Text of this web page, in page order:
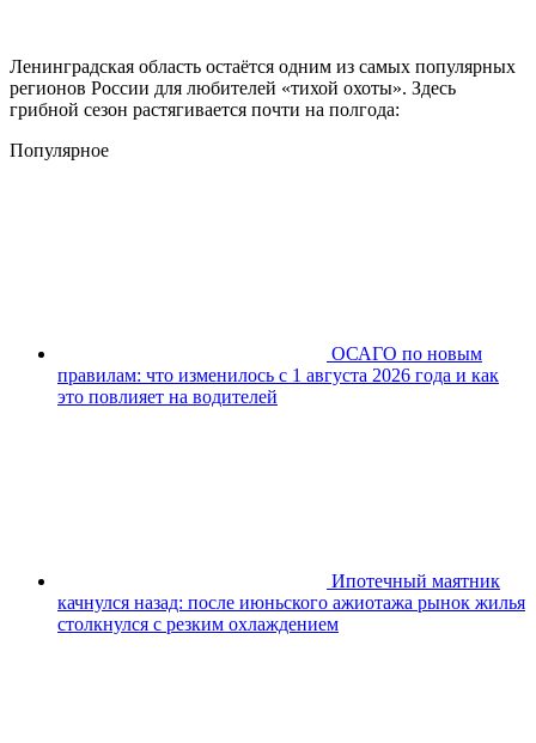
Ленинградская область остаётся одним из самых популярных
регионов России для любителей «тихой охоты». Здесь
грибной сезон растягивается почти на полгода:
Популярное
ОСАГО по новым
правилам: что изменилось с 1 августа 2026 года и как
это повлияет на водителей
Ипотечный маятник
качнулся назад: после июньского ажиотажа рынок жилья
столкнулся с резким охлаждением